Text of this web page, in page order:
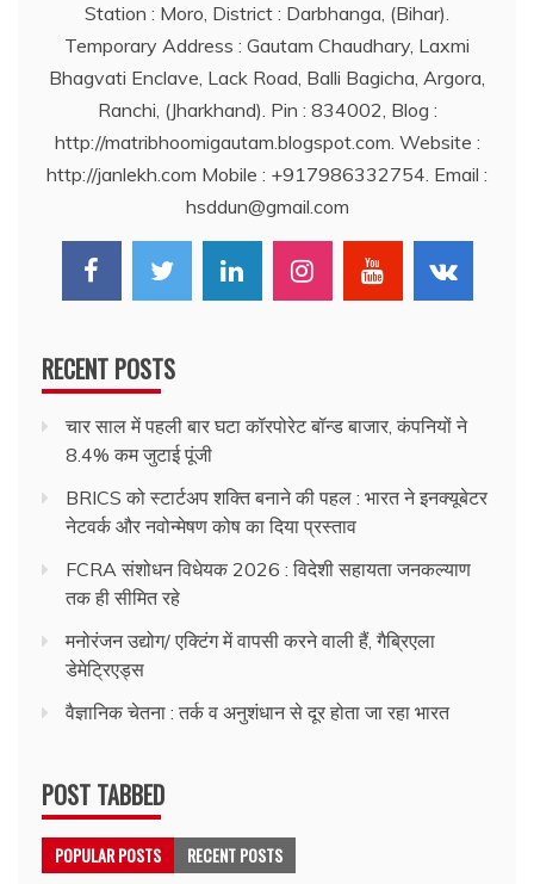
Station : Moro, District : Darbhanga, (Bihar).
Temporary Address : Gautam Chaudhary, Laxmi
Bhagvati Enclave, Lack Road, Balli Bagicha, Argora,
Ranchi, (Jharkhand). Pin : 834002, Blog :
http://matribhoomigautam.blogspot.com. Website :
http://janlekh.com Mobile : +917986332754. Email :
hsddun@gmail.com
RECENT POSTS
चार साल में पहली बार घटा कॉरपोरेट बॉन्ड बाजार, कंपनियों ने
8.4% कम जुटाई पूंजी
BRICS को स्टार्टअप शक्ति बनाने की पहल : भारत ने इनक्यूबेटर
नेटवर्क और नवोन्मेषण कोष का दिया प्रस्ताव
FCRA संशोधन विधेयक 2026 : विदेशी सहायता जनकल्याण
तक ही सीमित रहे
मनोरंजन उद्योग/ एक्टिंग में वापसी करने वाली हैं, गैब्रिएला
डेमेट्रिएड्स
वैज्ञानिक चेतना : तर्क व अनुशंधान से दूर होता जा रहा भारत
POST TABBED
POPULAR POSTS RECENT POSTS